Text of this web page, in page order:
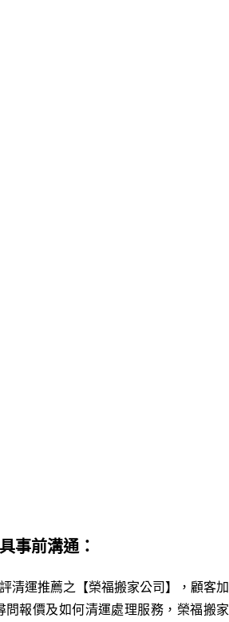
事前溝通：
清運推薦之【榮福搬家公司】，顧客加
問報價及如何清運處理服務，榮福搬家